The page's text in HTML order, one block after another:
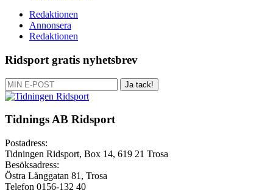
Redaktionen
Annonsera
Redaktionen
Ridsport gratis nyhetsbrev
Ja tack!
Tidnings AB Ridsport
Postadress:
Tidningen Ridsport, Box 14, 619 21 Trosa
Besöksadress:
Östra Långgatan 81, Trosa
Telefon 0156-132 40